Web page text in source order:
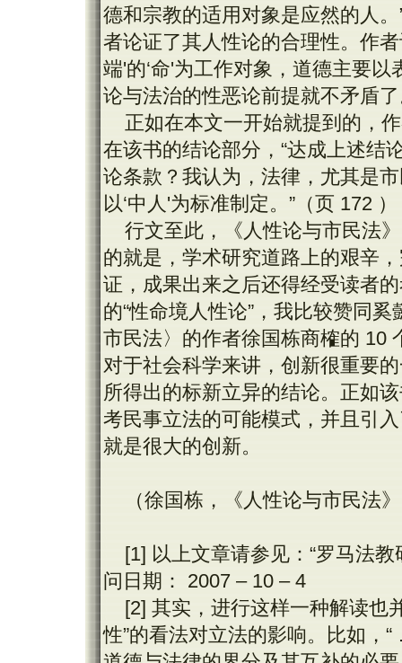
德和宗教的适用对象是应然的人
者论证了其人性论的合理性。作
端'的‘命'为工作对象，道德主要以
论与法治的性恶论前提就不矛盾
正如在本文一开始就提到的，
在该书的结论部分，“达成上述结
论条款？我认为，法律，尤其是
以‘中人'为标准制定。”（页 172 ）
行文至此，《人性论与市民法
的就是，学术研究道路上的艰辛
证，成果出来之后还得经受读者
的“性命境人性论”，我比较赞同
市民法〉的作者徐国栋商榷的 10
对于社会科学来讲，创新很重要
所得出的标新立异的结论。正如
考民事立法的可能模式，并且引
就是很大的创新。
（徐国栋，《人性论与市民法
[1] 以上文章请参见：“罗马法
问日期： 2007 – 10 – 4
[2] 其实，进行这样一种解读也
性”的看法对立法的影响。比如